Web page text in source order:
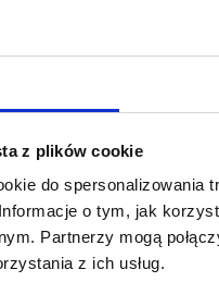
z plików cookie
do spersonalizowania
o tym, jak
Partnerzy mogą
z ich usług.
22 lipca 2025
wierzyciela:
, tel.:
664 257 166
WARSZAWIE